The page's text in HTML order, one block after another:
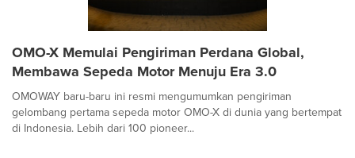
OMO-X Memulai Pengiriman Perdana Global,
Membawa Sepeda Motor Menuju Era 3.0
OMOWAY baru-baru ini resmi mengumumkan pengiriman
gelombang pertama sepeda motor OMO-X di dunia yang bertempat
di Indonesia. Lebih dari 100 pioneer...